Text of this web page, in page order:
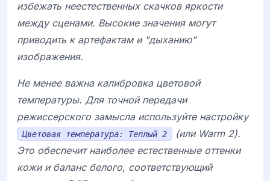
избежать неестественных скачков яркости
между сценами. Высокие значения могут
приводить к артефактам и "дыханию"
изображения.
Не менее важна калибровка цветовой
температуры. Для точной передачи
режиссерского замысла используйте настройку
Цветовая температура: Теплый 2 (или Warm 2).
Это обеспечит наиболее естественные оттенки
кожи и баланс белого, соответствующий